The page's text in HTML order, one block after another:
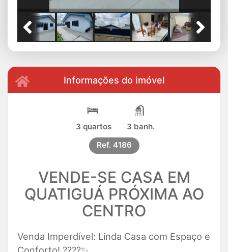
Informações do imóvel
3 quartos
3 banh.
Ref. 4186
VENDE-SE CASA EM
QUATIGUÁ PRÓXIMA AO
CENTRO
Venda Imperdível: Linda Casa com Espaço e